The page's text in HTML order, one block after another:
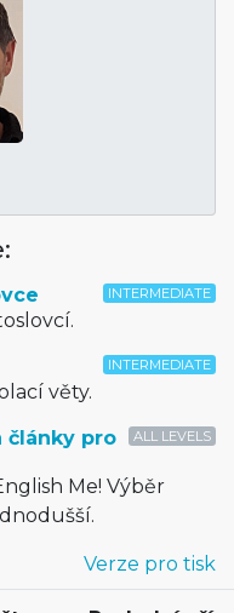
INTERMEDIATE
INTERMEDIATE
věty.
ALL LEVELS
články pro
Me! Výběr
Verze pro tisk